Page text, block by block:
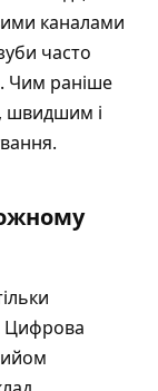
каналами
часто
Чим раніше
швидшим і
Цифрова